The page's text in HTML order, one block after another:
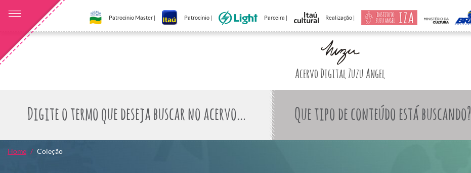
Patrocínio Master | Patrocínio | Parceira | Realização |
Acervo Digital Zuzu Angel
Que tipo de conteúdo está buscando?
Home Coleção